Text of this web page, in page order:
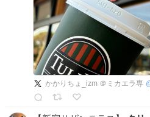
かかりちょ_izm ＠ミカエラ専